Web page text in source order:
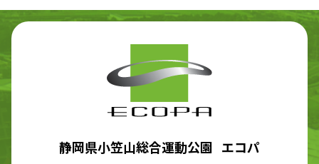
静岡県小笠山総合運動公園 エコパ